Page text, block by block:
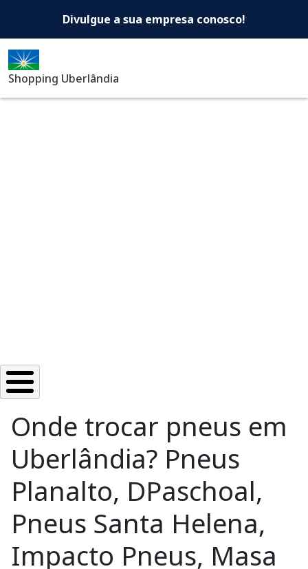
Shopping Uberlândia -
Divulgue a sua empresa conosco!
Shopping Uberlândia
Onde trocar pneus em
Uberlândia? Pneus
Planalto, DPaschoal,
Pneus Santa Helena,
Impacto Pneus, Masa